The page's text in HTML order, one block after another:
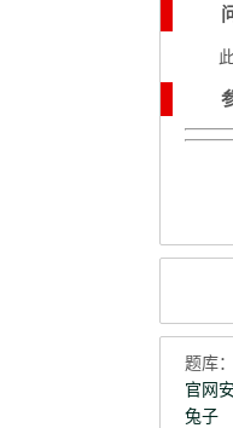
题库：
官网
兔子